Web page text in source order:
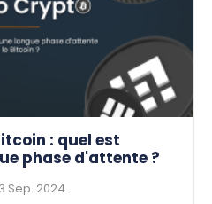
: quel est
phase d'attente ?
Sep. 2024